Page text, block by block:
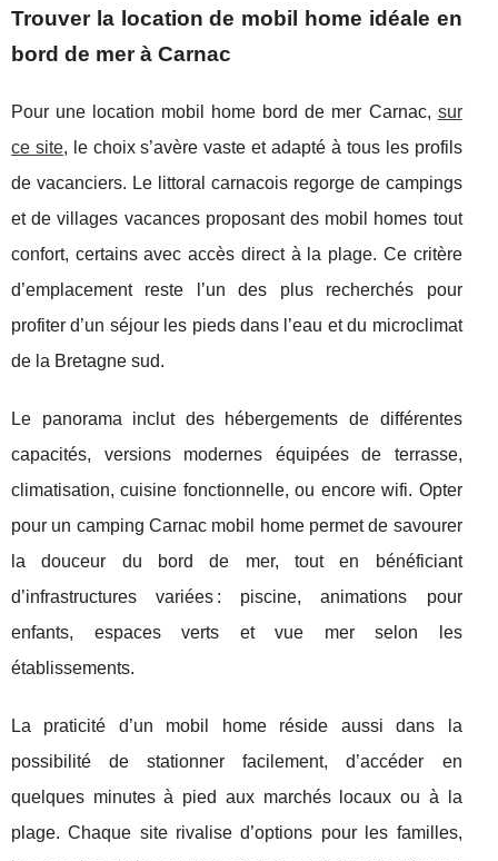
Trouver la location de mobil home idéale en
bord de mer à Carnac
Pour une location mobil home bord de mer Carnac, sur
ce site, le choix s’avère vaste et adapté à tous les profils
de vacanciers. Le littoral carnacois regorge de campings
et de villages vacances proposant des mobil homes tout
confort, certains avec accès direct à la plage. Ce critère
d’emplacement reste l’un des plus recherchés pour
profiter d’un séjour les pieds dans l’eau et du microclimat
de la Bretagne sud.
Le panorama inclut des hébergements de différentes
capacités, versions modernes équipées de terrasse,
climatisation, cuisine fonctionnelle, ou encore wifi. Opter
pour un camping Carnac mobil home permet de savourer
la douceur du bord de mer, tout en bénéficiant
d’infrastructures variées : piscine, animations pour
enfants, espaces verts et vue mer selon les
établissements.
La praticité d’un mobil home réside aussi dans la
possibilité de stationner facilement, d’accéder en
quelques minutes à pied aux marchés locaux ou à la
plage. Chaque site rivalise d’options pour les familles,